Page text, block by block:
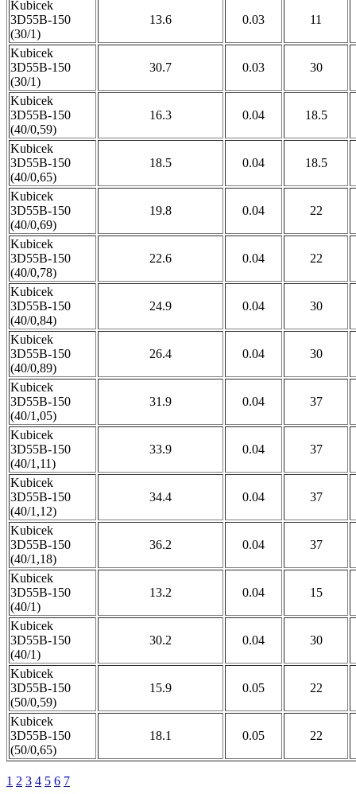
Kubicek
3D55B-150
(30/1)
13.6 0.03 11
Kubicek
3D55B-150
(30/1)
30.7 0.03 30
Kubicek
3D55B-150
(40/0,59)
16.3 0.04 18.5
Kubicek
3D55B-150
(40/0,65)
18.5 0.04 18.5
Kubicek
3D55B-150
(40/0,69)
19.8 0.04 22
Kubicek
3D55B-150
(40/0,78)
22.6 0.04 22
Kubicek
3D55B-150
(40/0,84)
24.9 0.04 30
Kubicek
3D55B-150
(40/0,89)
26.4 0.04 30
Kubicek
3D55B-150
(40/1,05)
31.9 0.04 37
Kubicek
3D55B-150
(40/1,11)
33.9 0.04 37
Kubicek
3D55B-150
(40/1,12)
34.4 0.04 37
Kubicek
3D55B-150
(40/1,18)
36.2 0.04 37
Kubicek
3D55B-150
(40/1)
13.2 0.04 15
Kubicek
3D55B-150
(40/1)
30.2 0.04 30
Kubicek
3D55B-150
(50/0,59)
15.9 0.05 22
Kubicek
3D55B-150
(50/0,65)
18.1 0.05 22
1 2 3 4 5 6 7